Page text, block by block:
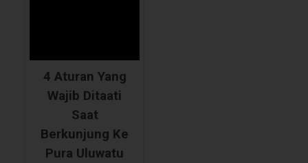
4 Aturan Yang
Wajib Ditaati
Saat
Berkunjung Ke
Pura Uluwatu